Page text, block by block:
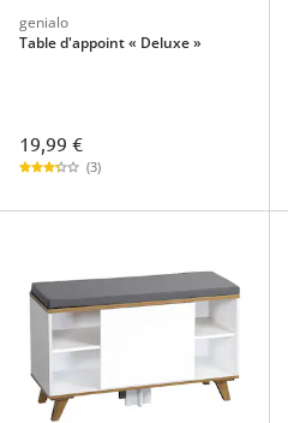
genialo
Table d'appoint « Deluxe »
19,99 €
(3)